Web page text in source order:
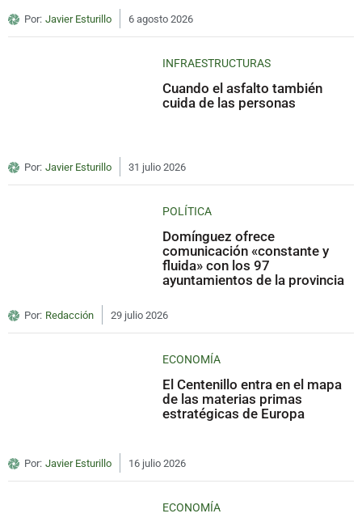
Por: Javier Esturillo 6 agosto 2026
INFRAESTRUCTURAS
Cuando el asfalto también
cuida de las personas
Por: Javier Esturillo 31 julio 2026
POLÍTICA
Domínguez ofrece
comunicación «constante y
fluida» con los 97
ayuntamientos de la provincia
Por: Redacción 29 julio 2026
ECONOMÍA
El Centenillo entra en el mapa
de las materias primas
estratégicas de Europa
Por: Javier Esturillo 16 julio 2026
ECONOMÍA